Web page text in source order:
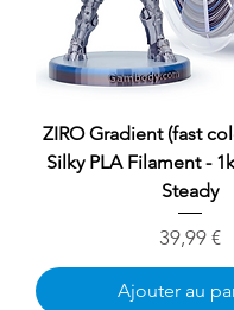
ZIRO Gradient (fast
Silky PLA Filament -
Steady
Prix
39,99 €
Ajouter au